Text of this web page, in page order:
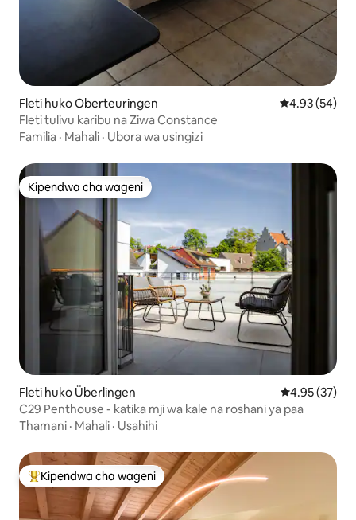
Fleti huko Oberteuringen Ukadiriaji wa
4.93 (54)
Fleti tulivu karibu na Ziwa Constance
Familia · Mahali · Ubora wa usingizi
Kipendwa cha wageni
Kipendwa cha wageni
Fleti huko Überlingen Ukadiriaji wa
4.95 (37)
C29 Penthouse - katika mji wa kale na roshani ya paa
Thamani · Mahali · Usahihi
Kipendwa maarufu cha wageni
Kipendwa cha wageni